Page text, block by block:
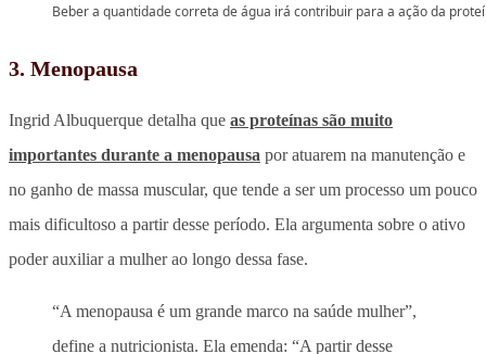
Beber a quantidade correta de água irá contribuir para a ação da
3. Menopausa
Ingrid Albuquerque detalha que as proteínas são muito
importantes durante a menopausa por atuarem na manutenção e
no ganho de massa muscular, que tende a ser um processo um pouco
mais dificultoso a partir desse período. Ela argumenta sobre o ativo
poder auxiliar a mulher ao longo dessa fase.
“A menopausa é um grande marco na saúde mulher”,
define a nutricionista. Ela emenda: “A partir desse